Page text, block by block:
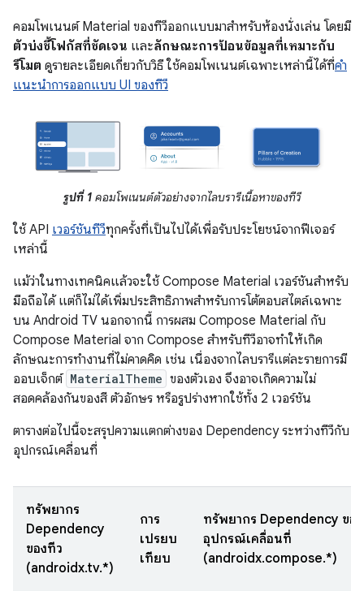
คอมโพเนนต์ Material ของทีวีออกแบบมาสำหรับห้องนั่งเล่น โดยมี
ตัวบ่งชี้โฟกัสที่ชัดเจน และลักษณะการป้อนข้อมูลที่เหมาะกับ
รีโมต ดูรายละเอียดเกี่ยวกับวิธี ใช้คอมโพเนนต์เฉพาะเหล่านี้ได้ที่คำ
แนะนำการออกแบบ UI ของทีวี
รูปที่ 1 คอมโพเนนต์ตัวอย่างจากไลบรารีเนื้อหาของทีวี
ใช้ API เวอร์ชันทีวีทุกครั้งที่เป็นไปได้เพื่อรับประโยชน์จากฟีเจอร์
เหล่านี้
แม้ว่าในทางเทคนิคแล้วจะใช้ Compose Material เวอร์ชันสำหรับ
มือถือได้ แต่ก็ไม่ได้เพิ่มประสิทธิภาพสำหรับการโต้ตอบสไตล์เฉพาะ
บน Android TV นอกจากนี้ การผสม Compose Material กับ
Compose Material จาก Compose สำหรับทีวีอาจทำให้เกิด
ลักษณะการทำงานที่ไม่คาดคิด เช่น เนื่องจากไลบรารีแต่ละรายการมี
ออบเจ็กต์ MaterialTheme ของตัวเอง จึงอาจเกิดความไม่
สอดคล้องกันของสี ตัวอักษร หรือรูปร่างหากใช้ทั้ง 2 เวอร์ชัน
ตารางต่อไปนี้จะสรุปความแตกต่างของ Dependency ระหว่างทีวีกับ
อุปกรณ์เคลื่อนที่
ทรัพยากร
Dependency
ของทีวี
(androidx.tv.*)
การ
เปรียบ
เทียบ
ทรัพยากร Dependency ของ
อุปกรณ์เคลื่อนที่
(androidx.compose.*)